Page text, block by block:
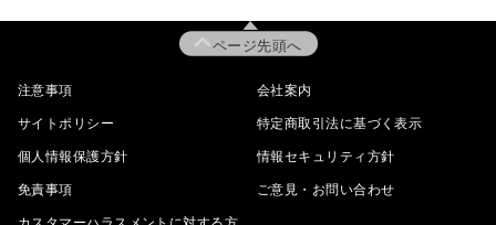
ページ先頭へ
注意事項 会社案内
サイトポリシー 特定商取引法に基づく表示
個人情報保護方針 情報セキュリティ方針
免責事項 ご意見・お問い合わせ